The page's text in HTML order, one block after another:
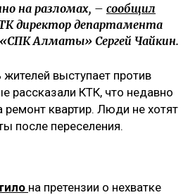
на разломах, – сообщил
директор департамента
Алматы» Сергей Чайкин.
выступает против
рассказали КТК, что недавно
ремонт квартир. Люди не хотят
после переселения.
на претензии о нехватке